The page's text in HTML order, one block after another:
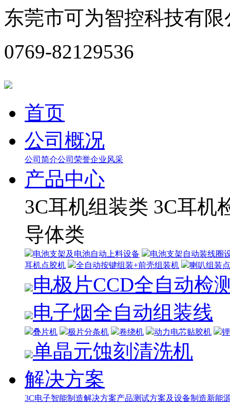
东莞市可为智控科技有限
0769-82129536
首页
公司概况
公司简介公司荣誉企业风采
产品中心
3C耳机组装类 3C耳机
导体类
电池支架及电池自动上料设备
电池支架自动装线圈
耳机点胶机
全自动按键组装+前壳组装机 喇叭组装
电极片CCD全自动检
电子烟全自动组装线
叠片机 极片分条机 卷绕机 动力电芯贴胶机
单晶元蚀刻清洗机
解决方案
3C电子智能制造解决方案产品测试方案及设备制造新能